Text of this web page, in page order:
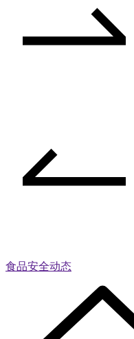
食品安全动态